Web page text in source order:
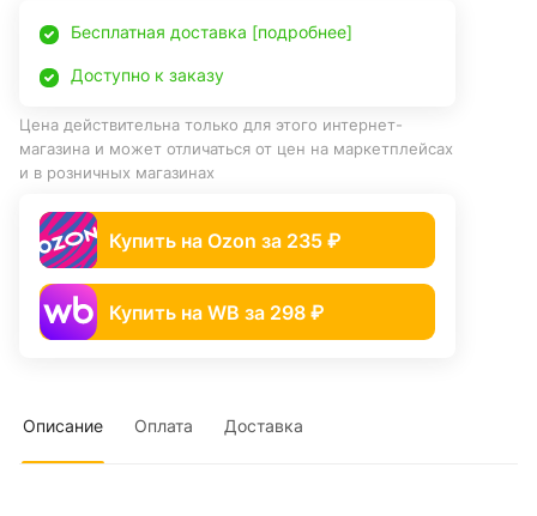
Бесплатная доставка [подробнее]
Доступно к заказу
Цена действительна только для этого интернет-
магазина и может отличаться от цен на маркетплейсах
и в розничных магазинах
Купить на Ozon за 235 ₽
Купить на WB за 298 ₽
Описание Оплата Доставка